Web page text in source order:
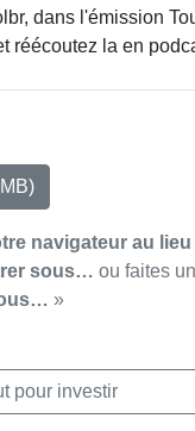
dans l'émission
réécoutez la en
navigateur au
sous… ou faites un
»
pour investir